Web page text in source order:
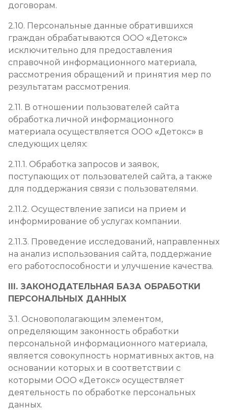
договорам.
2.10. Персональные данные обратившихся
граждан обрабатываются ООО «Детокс»
исключительно для предоставления
справочной информационного материала,
рассмотрения обращений и принятия мер по
результатам рассмотрения.
2.11. В отношении пользователей сайта
обработка личной информационного
материала осуществляется ООО «Детокс» в
следующих целях:
2.11.1. Обработка запросов и заявок,
поступающих от пользователей сайта, а также
для поддержания связи с пользователями.
2.11.2. Осуществление записи на прием и
информирование об услугах компании.
2.11.3. Проведение исследований, направленных
на анализ использования сайта, поддержание
его работоспособности и улучшение качества.
III. ЗАКОНОДАТЕЛЬНАЯ БАЗА ОБРАБОТКИ
ПЕРСОНАЛЬНЫХ ДАННЫХ
3.1. Основополагающим элементом,
определяющим законность обработки
персональной информационного материала,
является совокупность нормативных актов, на
основании которых и в соответствии с
которыми ООО «Детокс» осуществляет
деятельность по обработке персональных
данных.